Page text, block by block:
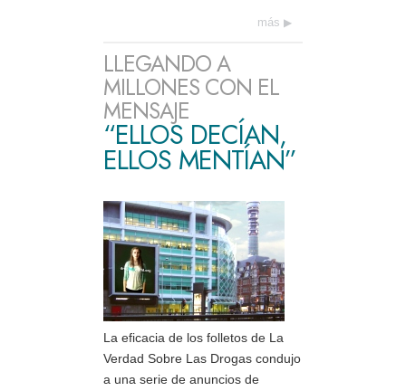
más
LLEGANDO A
MILLONES CON EL
MENSAJE
“ELLOS DECÍAN,
ELLOS MENTÍAN”
La eficacia de los folletos de La
Verdad Sobre Las Drogas condujo
a una serie de anuncios de